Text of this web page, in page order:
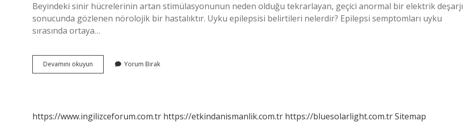
Beyindeki sinir hücrelerinin artan stimülasyonunun neden olduğu tekrarlayan, geçici anormal bir elektrik deşarjı
sonucunda gözlenen nörolojik bir hastalıktır. Uyku epilepsisi belirtileri nelerdir? Epilepsi semptomları uyku
sırasında ortaya…
Devamını okuyun
Epilepsi
Yorum Bırak
https://www.ingilizceforum.com.tr https://etkindanismanlik.com.tr https://bluesolarlight.com.trSitemap